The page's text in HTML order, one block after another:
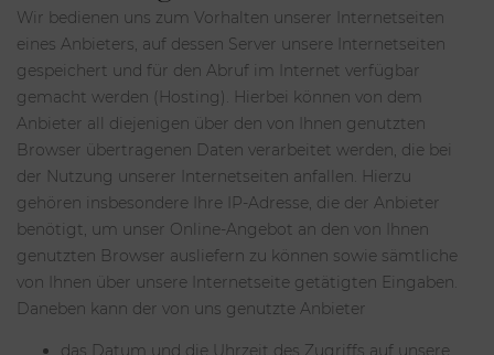
Wir bedienen uns zum Vorhalten unserer Internetseiten
eines Anbieters, auf dessen Server unsere Internetseiten
gespeichert und für den Abruf im Internet verfügbar
gemacht werden (Hosting). Hierbei können von dem
Anbieter all diejenigen über den von Ihnen genutzten
Browser übertragenen Daten verarbeitet werden, die bei
der Nutzung unserer Internetseiten anfallen. Hierzu
gehören insbesondere Ihre IP-Adresse, die der Anbieter
benötigt, um unser Online-Angebot an den von Ihnen
genutzten Browser ausliefern zu können sowie sämtliche
von Ihnen über unsere Internetseite getätigten Eingaben.
Daneben kann der von uns genutzte Anbieter
das Datum und die Uhrzeit des Zugriffs auf unsere